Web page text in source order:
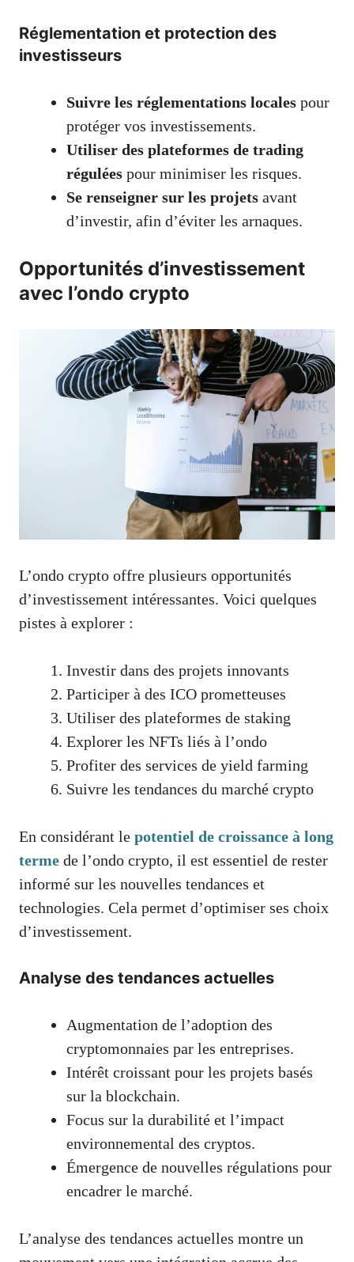
Réglementation et protection des
investisseurs
Suivre les réglementations locales pour
protéger vos investissements.
Utiliser des plateformes de trading
régulées pour minimiser les risques.
Se renseigner sur les projets avant
d’investir, afin d’éviter les arnaques.
Opportunités d’investissement
avec l’ondo crypto
L’ondo crypto offre plusieurs opportunités
d’investissement intéressantes. Voici quelques
pistes à explorer :
Investir dans des projets innovants
Participer à des ICO prometteuses
Utiliser des plateformes de staking
Explorer les NFTs liés à l’ondo
Profiter des services de yield farming
Suivre les tendances du marché crypto
En considérant le potentiel de croissance à long
terme de l’ondo crypto, il est essentiel de rester
informé sur les nouvelles tendances et
technologies. Cela permet d’optimiser ses choix
d’investissement.
Analyse des tendances actuelles
Augmentation de l’adoption des
cryptomonnaies par les entreprises.
Intérêt croissant pour les projets basés
sur la blockchain.
Focus sur la durabilité et l’impact
environnemental des cryptos.
Émergence de nouvelles régulations pour
encadrer le marché.
L’analyse des tendances actuelles montre un